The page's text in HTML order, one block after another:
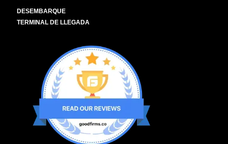
DESEMBARQUE
TERMINAL DE LLEGADA